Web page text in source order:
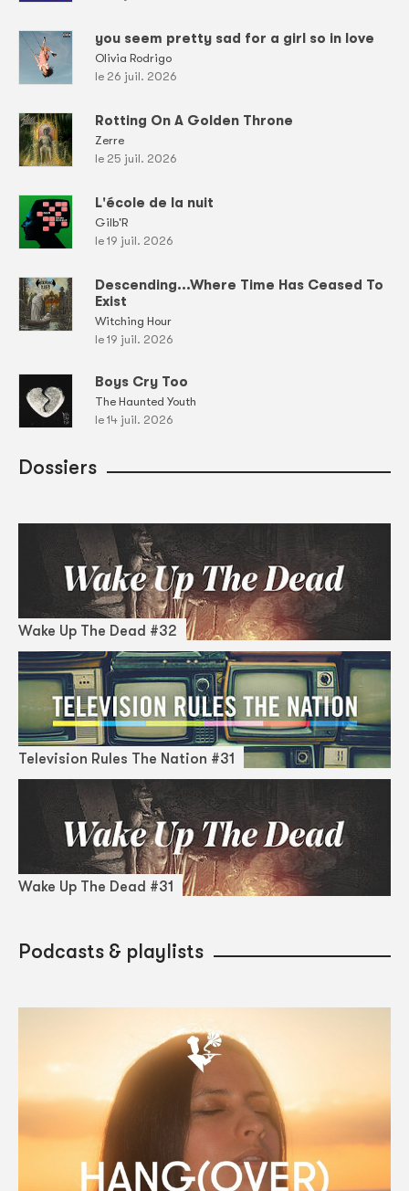
you seem pretty sad for a girl so in love
Olivia Rodrigo
le 26 juil. 2026
Rotting On A Golden Throne
Zerre
le 25 juil. 2026
L'école de la nuit
Gilb'R
le 19 juil. 2026
Descending...Where Time Has Ceased To
Exist
Witching Hour
le 19 juil. 2026
Boys Cry Too
The Haunted Youth
le 14 juil. 2026
Dossiers
Wake Up The Dead #32
Television Rules The Nation #31
Wake Up The Dead #31
Podcasts & playlists